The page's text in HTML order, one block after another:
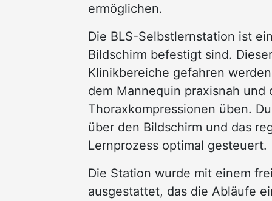
ermöglichen.
Die BLS-Selbstlernstation ist
Bildschirm befestigt sind.
Klinikbereiche gefahren
dem Mannequin praxisnah
Thoraxkompressionen üben.
über den Bildschirm und das
Lernprozess optimal gesteuert.
Die Station wurde mit einem
ausgestattet, das die Abläufe